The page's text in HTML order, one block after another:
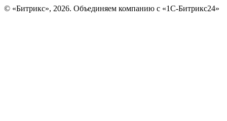
© «Битрикс», 2026. Объединяем компанию с «1С-Битрикс24»